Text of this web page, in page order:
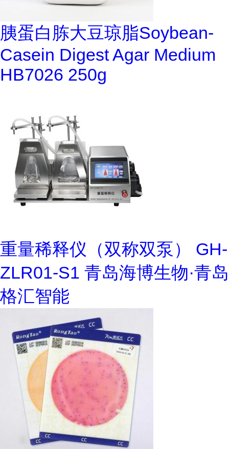
胰蛋白胨大豆琼脂Soybean-
Casein Digest Agar Medium
HB7026 250g
重量稀释仪（双称双泵） GH-
ZLR01-S1 青岛海博生物·青岛
格汇智能